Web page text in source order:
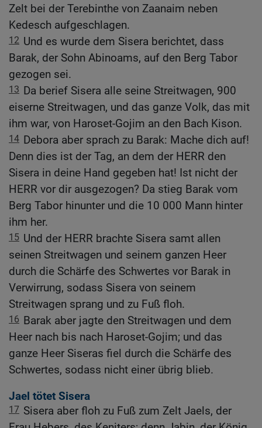
Zelt bei der Terebinthe von Zaanaim neben
Kedesch aufgeschlagen.
12 Und es wurde dem Sisera berichtet, dass
Barak, der Sohn Abinoams, auf den Berg Tabor
gezogen sei.
13 Da berief Sisera alle seine Streitwagen, 900
eiserne Streitwagen, und das ganze Volk, das mit
ihm war, von Haroset-Gojim an den Bach Kison.
14 Debora aber sprach zu Barak: Mache dich auf!
Denn dies ist der Tag, an dem der HERR den
Sisera in deine Hand gegeben hat! Ist nicht der
HERR vor dir ausgezogen? Da stieg Barak vom
Berg Tabor hinunter und die 10 000 Mann hinter
ihm her.
15 Und der HERR brachte Sisera samt allen
seinen Streitwagen und seinem ganzen Heer
durch die Schärfe des Schwertes vor Barak in
Verwirrung, sodass Sisera von seinem
Streitwagen sprang und zu Fuß floh.
16 Barak aber jagte den Streitwagen und dem
Heer nach bis nach Haroset-Gojim; und das
ganze Heer Siseras fiel durch die Schärfe des
Schwertes, sodass nicht einer übrig blieb.
Jael tötet Sisera
17 Sisera aber floh zu Fuß zum Zelt Jaels, der